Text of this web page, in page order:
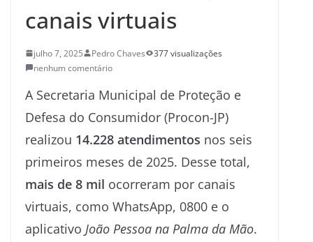
canais virtuais
julho 7, 2025 Pedro Chaves
377 visualizações
nenhum comentário
A Secretaria Municipal de Proteção e
Defesa do Consumidor (Procon-JP)
realizou 14.228 atendimentos nos seis
primeiros meses de 2025. Desse total,
mais de 8 mil ocorreram por canais
virtuais, como WhatsApp, 0800 e o
aplicativo João Pessoa na Palma da Mão.